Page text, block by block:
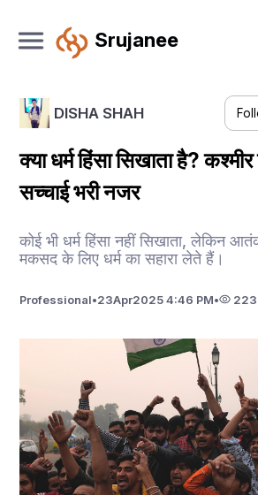
Srujanee
DISHA SHAH
क्या धर्म हिंसा सिखाता है?
सच्चाई भरी नजर
कोई भी धर्म हिंसा नहीं सिखाता, लेकिन
मकसद के लिए धर्म का सहारा लेते हैं।
Professional•23Apr2025 4:46 PM• 223